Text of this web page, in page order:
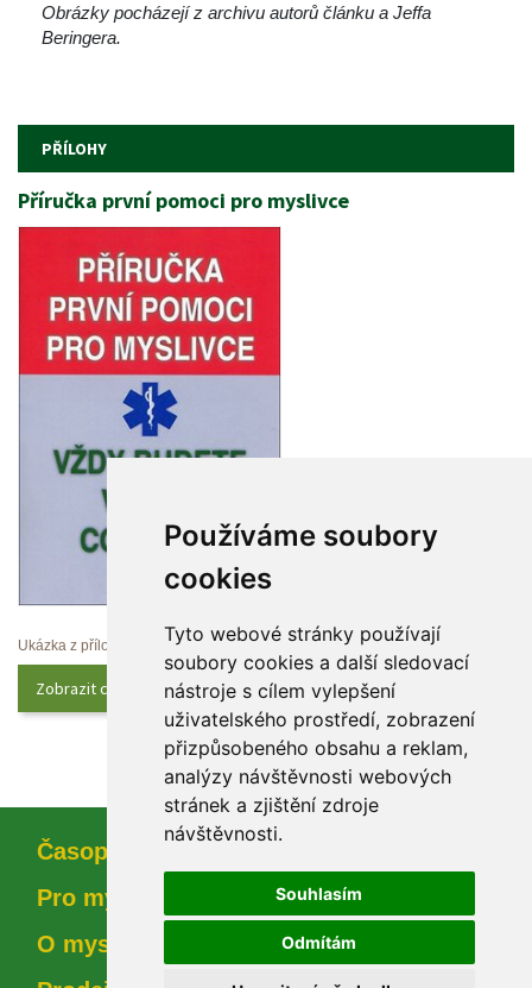
Používáme soubory
cookie
Tyto webové stránky používají
oubory cookies a další sledovací
nástroje s cílem vylepšení
uživatelského prostředí, zobrazení
přizpůsobeného obsahu a reklam,
analýzy návštěvnosti webových
tránek a zjištění zdroje
návštěvnosti.
Souhlasím
Odmítám
Obrázky pocházejí z archivu autorů článku a Jeffa
Beringera.
PŘÍLOHY
Příručka první pomoci pro myslivce
Ukázka z přílohy
Zobrazit celý obsah
Časopi
Pro myslivce
O myslivosti